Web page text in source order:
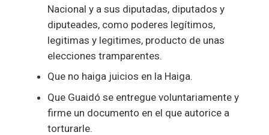
Nacional y a sus diputadas, diputados y
diputeades, como poderes legítimos,
legitimas y legitimes, producto de unas
elecciones tramparentes.
Que no haiga juicios en la Haiga.
Que Guaidó se entregue voluntariamente y
firme un documento en el que autorice a
torturarle.